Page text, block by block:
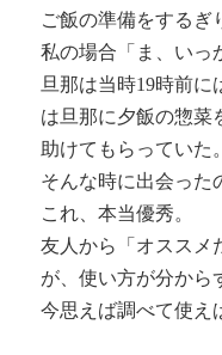
ご飯の準備をするぎ
私の場合「ま、いっ
旦那は当時19時前
は旦那に夕飯の惣菜
助けてもらっていた。
そんな時に出会った
これ、本当優秀。
友人から「オススメ
が、使い方が分から
今思えば調べて使え